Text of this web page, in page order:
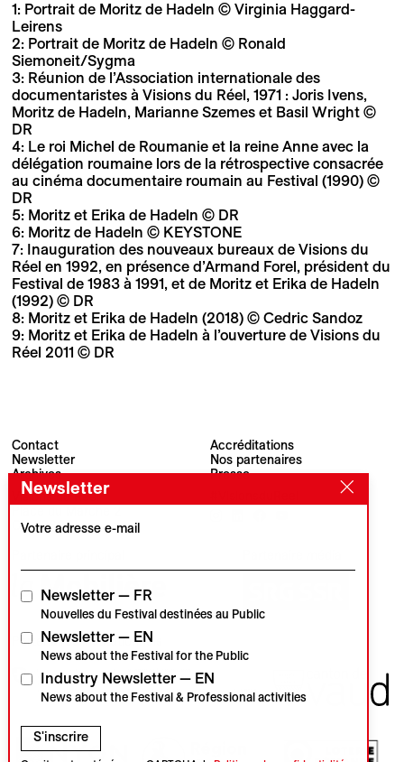
1: Portrait de Moritz de Hadeln © Virginia Haggard-
Leirens
2: Portrait de Moritz de Hadeln © Ronald
Siemoneit/Sygma
3: Réunion de l’Association internationale des
documentaristes à Visions du Réel, 1971 : Joris Ivens,
Moritz de Hadeln, Marianne Szemes et Basil Wright ©
DR
4: Le roi Michel de Roumanie et la reine Anne avec la
délégation roumaine lors de la rétrospective consacrée
au cinéma documentaire roumain au Festival (1990) ©
DR
5: Moritz et Erika de Hadeln © DR
6: Moritz de Hadeln © KEYSTONE
7: Inauguration des nouveaux bureaux de Visions du
Réel en 1992, en présence d’Armand Forel, président du
Festival de 1983 à 1991, et de Moritz et Erika de Hadeln
(1992) © DR
8: Moritz et Erika de Hadeln (2018) © Cedric Sandoz
9: Moritz et Erika de Hadeln à l’ouverture de Visions du
Réel 2011 © DR
Contact
Newsletter
Archives
Accréditations
Nos partenaires
Presse
Visions du Réel
CH–1260 Nyon
Partenaires institutionnels
Newsletter
Votre adresse e-mail
Newsletter — FR
Nouvelles du Festival destinées au Public
Newsletter — EN
News about the Festival for the Public
Industry Newsletter — EN
News about the Festival & Professional activities
S'inscrire